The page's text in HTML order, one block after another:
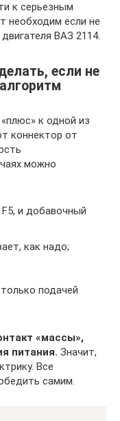
к серьезным
необходим если не
ВАЗ 2114.
если не
к одной из
коннектор от
можно
и добавочный
как надо;
подачей
«массы»,
питания. Значит,
Все
самим.